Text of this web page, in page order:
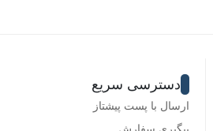
دسترسی سریع
ارسال با پست پیشتاز